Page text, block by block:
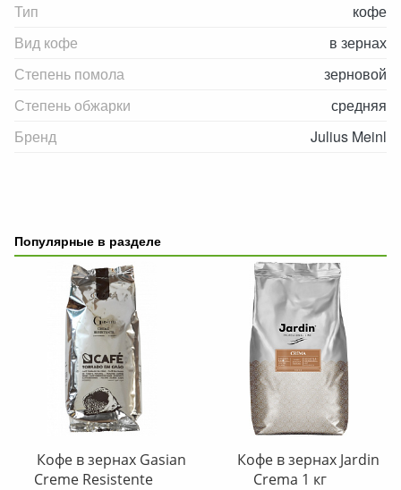
Тип
кофе
Вид кофе
в зернах
Степень помола
зерновой
Степень обжарки
средняя
Бренд
Julius Meinl
Популярные в разделе
Кофе в зернах Gasian
Creme Resistente
Кофе в зернах Jardin
Crema 1 кг